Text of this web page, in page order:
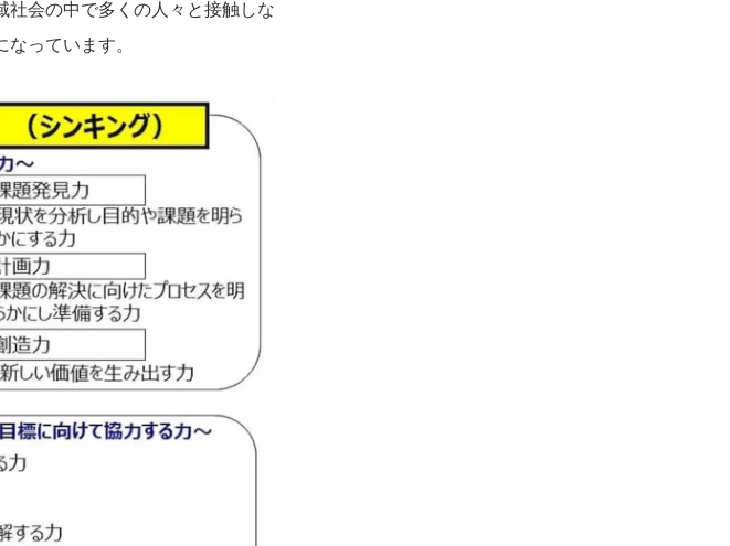
社会の中で多くの人々と接触しな
っています。